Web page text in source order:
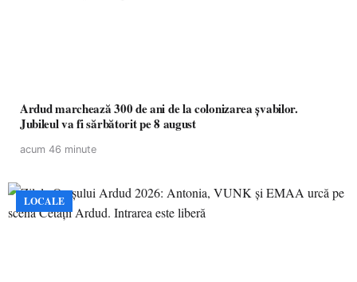
Ardud marchează 300 de ani de la colonizarea șvabilor.
Jubileul va fi sărbătorit pe 8 august
acum 46 minute
LOCALE